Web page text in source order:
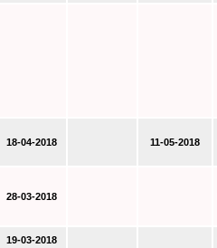
18-04-2018 11-05-2018
28-03-2018
19-03-2018